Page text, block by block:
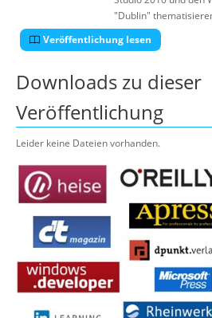
"Dublin"
Veröffentlichung lesen
Downloads zu dieser
Veröffentlichung
Leider keine Dateien vorhanden.